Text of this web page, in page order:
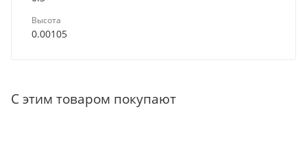
Высота
0.00105
С этим товаром покупают